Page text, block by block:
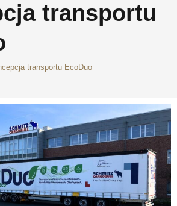
transportu
transportu EcoDuo